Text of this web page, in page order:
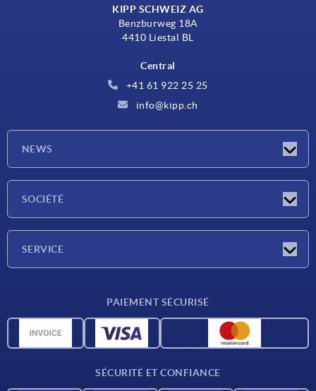
KIPP SCHWEIZ AG
Benzburweg 18A
4410 Liestal BL
Central
+41 61 922 25 25
info@kipp.ch
NEWS
SOCIÉTÉ
SERVICE
Données CAO
PAIEMENT SÉCURISÉ
SÉCURITÉ ET CONFIANCE